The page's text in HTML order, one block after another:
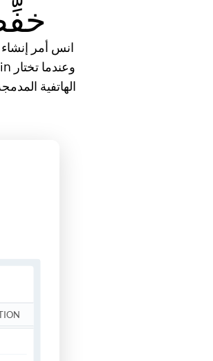
انس أمر